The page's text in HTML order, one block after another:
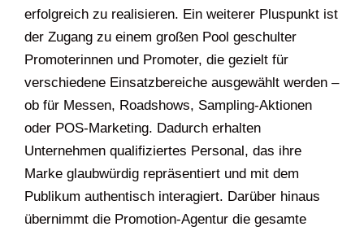
erfolgreich zu realisieren. Ein weiterer Pluspunkt ist
der Zugang zu einem großen Pool geschulter
Promoterinnen und Promoter, die gezielt für
verschiedene Einsatzbereiche ausgewählt werden –
ob für Messen, Roadshows, Sampling-Aktionen
oder POS-Marketing. Dadurch erhalten
Unternehmen qualifiziertes Personal, das ihre
Marke glaubwürdig repräsentiert und mit dem
Publikum authentisch interagiert. Darüber hinaus
übernimmt die Promotion-Agentur die gesamte